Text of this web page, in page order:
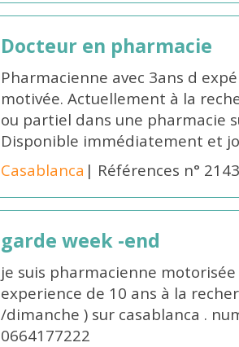
Docteur en pharmacie
Pharmacienne avec 3ans d
motivée. Actuellement à la
ou partiel dans une pharmacie
Disponible immédiatement et
Casablanca | Références n°
garde week -end
je suis pharmacienne
experience de 10 ans à la
/dimanche ) sur casablanca .
0664177222